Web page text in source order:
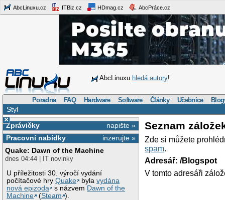
AbcLinuxu.cz ITBiz.cz HDmag.cz AbcPráce.cz
AbcLinuxu hledá autory!
Poradna FAQ Hardware Software Články Učebnice
Styl
×
napište »
Zprávičky
inzerujte »
Pracovní nabídky
Quake: Dawn of the Machine
dnes 04:44 | IT novinky
U příležitosti 30. výročí vydání
počítačové hryQuake bylavydána
nová epizoda
s názvem Dawn of the
Machine
(Steam ).
Seznam
Zde si můžete
spam.
Adresář: /Blogspot
V tomto adresáři